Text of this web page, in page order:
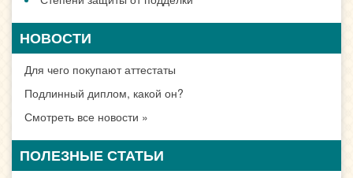
НОВОСТИ
Для чего покупают аттестаты
Подлинный диплом, какой он?
Смотреть все новости »
ПОЛЕЗНЫЕ СТАТЬИ